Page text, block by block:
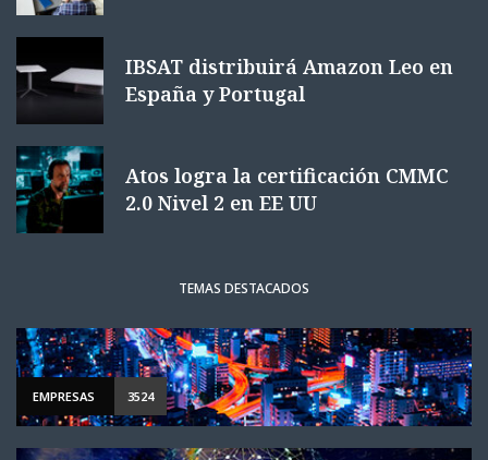
IBSAT distribuirá Amazon Leo en
España y Portugal
Atos logra la certificación CMMC
2.0 Nivel 2 en EE UU
TEMAS DESTACADOS
EMPRESAS 3524